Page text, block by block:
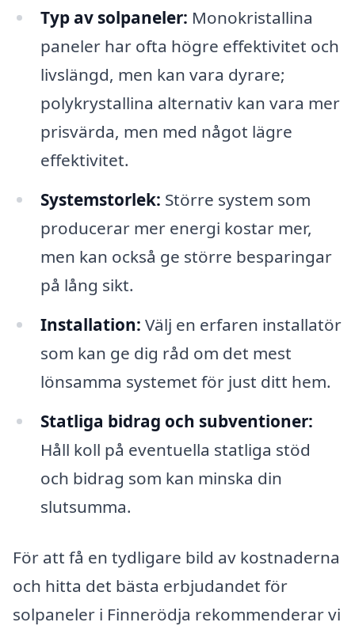
Typ av solpaneler: Monokristallina
paneler har ofta högre effektivitet och
livslängd, men kan vara dyrare;
polykrystallina alternativ kan vara mer
prisvärda, men med något lägre
effektivitet.
Systemstorlek: Större system som
producerar mer energi kostar mer,
men kan också ge större besparingar
på lång sikt.
Installation: Välj en erfaren installatör
som kan ge dig råd om det mest
lönsamma systemet för just ditt hem.
Statliga bidrag och subventioner:
Håll koll på eventuella statliga stöd
och bidrag som kan minska din
slutsumma.
För att få en tydligare bild av kostnaderna
och hitta det bästa erbjudandet för
solpaneler i Finnerödja rekommenderar vi